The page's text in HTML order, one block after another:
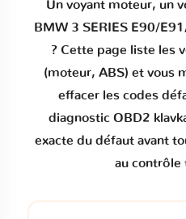
Un voyant moteur, un
BMW 3 SERIES E90/
? Cette page liste les
(moteur, ABS) et vous
effacer les codes
diagnostic OBD2
exacte du défaut avant
au contrôle